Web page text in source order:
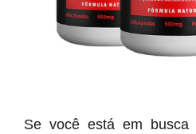
Se você está em busca